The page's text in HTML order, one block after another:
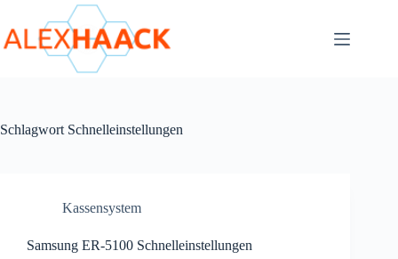
springen
Schlagwort Schnelleinstellungen
Kassensystem
Samsung ER-5100 Schnelleinstellungen